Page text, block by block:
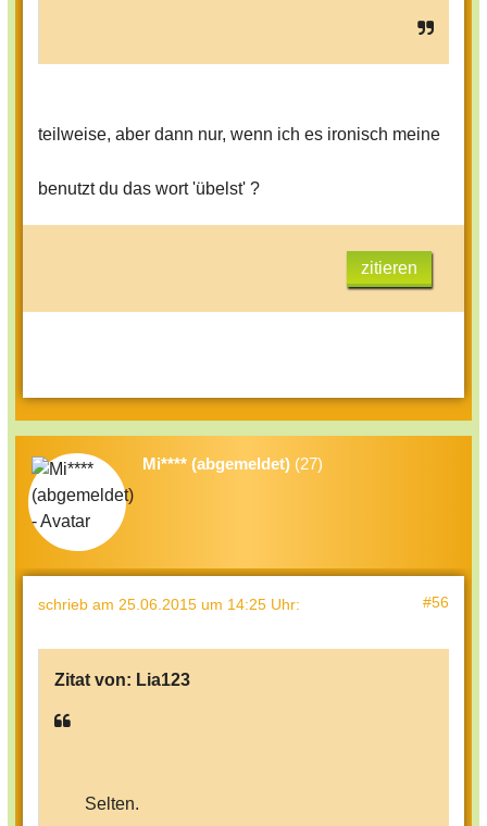
teilweise, aber dann nur, wenn ich es ironisch meine
benutzt du das wort 'übelst' ?
zitieren
Mi**** (abgemeldet) (27)
schrieb am 25.06.2015 um 14:25 Uhr: #56
Zitat von: Lia123
Selten.